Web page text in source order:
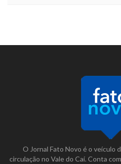
O Jornal Fato Novo é o veículo
circulação no Vale do Caí. Conta